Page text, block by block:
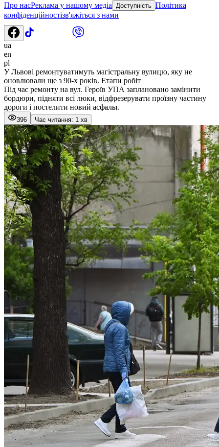
Про насРеклама у нашому медіа Доступність Політика
конфіденційностізв'яжіться з нами
ua
en
pl
У Львові ремонтуватимуть магістральну вулицю, яку не
оновлювали ще з 90-х років. Етапи робіт
Під час ремонту на вул. Героїв УПА заплановано замінити
бордюри, підняти всі люки, відфрезерувати проїзну частину
дороги і постелити новий асфальт.
396 Час читання: 1 хв